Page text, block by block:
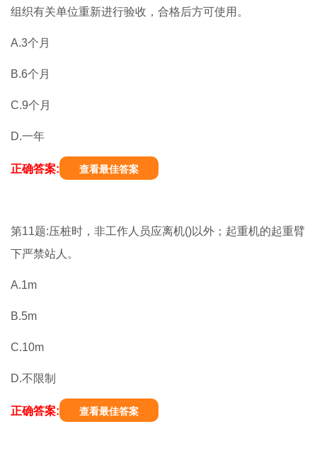
组织有关单位重新进行验收，合格后方可使用。
A.3个月
B.6个月
C.9个月
D.一年
正确答案: 查看最佳答案
第11题:压桩时，非工作人员应离机()以外；起重机的起重臂
下严禁站人。
A.1m
B.5m
C.10m
D.不限制
正确答案: 查看最佳答案